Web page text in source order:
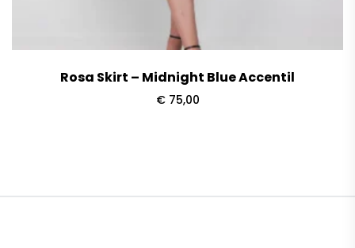
Rosa Skirt – Midnight Blue Accentil
€75,00